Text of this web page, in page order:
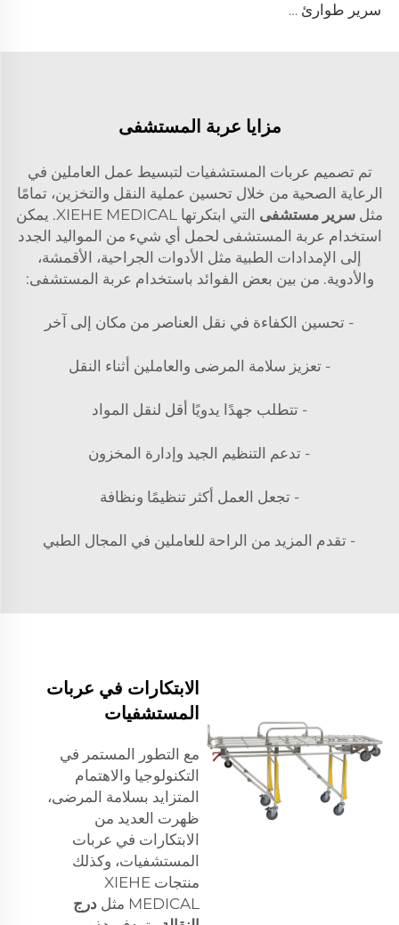
سرير طوارئ طيّ قابل للطي خفيف الوزن YXH-1A3
مزايا عربة المستشفى
تم تصميم عربات المستشفيات لتبسيط عمل العاملين في
الرعاية الصحية من خلال تحسين عملية النقل والتخزين، تمامًا
مثل سرير مستشفى
التي ابتكرتها XIEHE MEDICAL. يمكن
استخدام عربة المستشفى لحمل أي شيء من المواليد الجدد
إلى الإمدادات الطبية مثل الأدوات الجراحية، الأقمشة،
والأدوية. من بين بعض الفوائد باستخدام عربة المستشفى:
- تحسين الكفاءة في نقل العناصر من مكان إلى آخر
- تعزيز سلامة المرضى والعاملين أثناء النقل
- تتطلب جهدًا يدويًا أقل لنقل المواد
- تدعم التنظيم الجيد وإدارة المخزون
- تجعل العمل أكثر تنظيمًا ونظافة
- تقدم المزيد من الراحة للعاملين في المجال الطبي
الابتكارات في عربات
المستشفيات
مع التطور المستمر في
التكنولوجيا والاهتمام
المتزايد بسلامة المرضى،
ظهرت العديد من
الابتكارات في عربات
المستشفيات، وكذلك
منتجات XIEHE
MEDICAL مثل
درج